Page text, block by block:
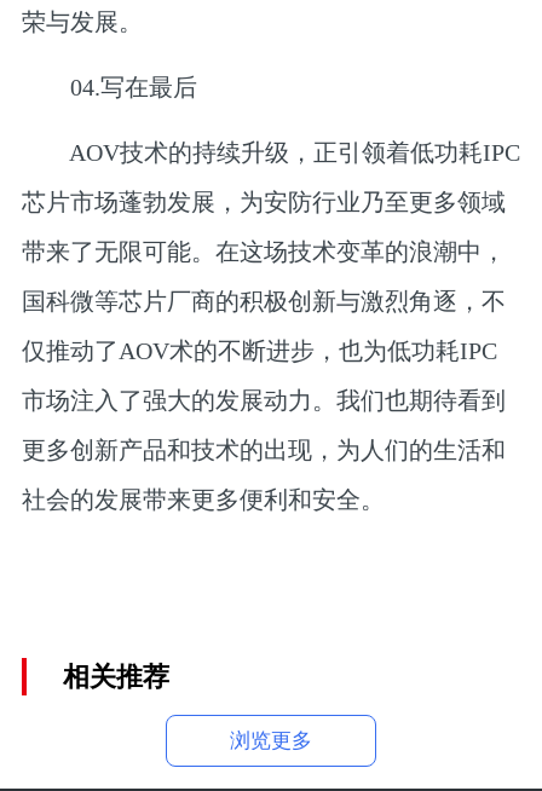
荣与发展。
04.写在最后
AOV技术的持续升级，正引领着低功耗IPC
芯片市场蓬勃发展，为安防行业乃至更多领域
带来了无限可能。在这场技术变革的浪潮中，
国科微等芯片厂商的积极创新与激烈角逐，不
仅推动了AOV术的不断进步，也为低功耗IPC
市场注入了强大的发展动力。我们也期待看到
更多创新产品和技术的出现，为人们的生活和
社会的发展带来更多便利和安全。
相关推荐
浏览更多